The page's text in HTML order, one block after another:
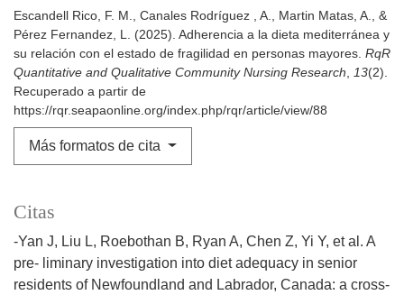
Escandell Rico, F. M., Canales Rodríguez , A., Martin Matas, A., &
Pérez Fernandez, L. (2025). Adherencia a la dieta mediterránea y
su relación con el estado de fragilidad en personas mayores. RqR
Quantitative and Qualitative Community Nursing Research, 13(2).
Recuperado a partir de
https://rqr.seapaonline.org/index.php/rqr/article/view/88
Más formatos de cita
Citas
-Yan J, Liu L, Roebothan B, Ryan A, Chen Z, Yi Y, et al. A
pre- liminary investigation into diet adequacy in senior
residents of Newfoundland and Labrador, Canada: a cross-